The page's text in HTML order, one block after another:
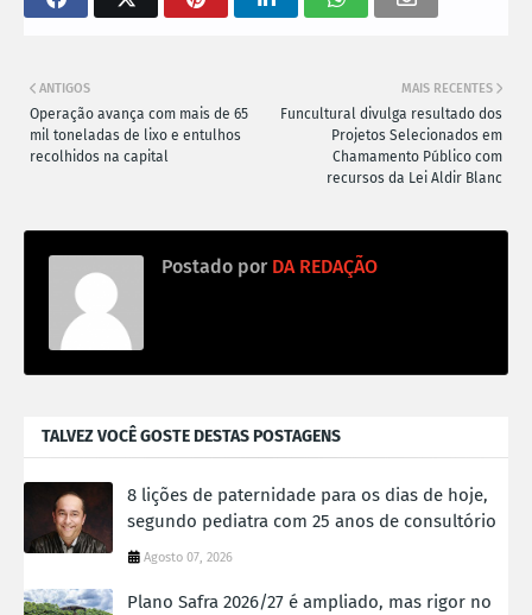
MAIS RECENTES
Funcultural divulga resultado dos
Projetos Selecionados em
Chamamento Público com
recursos da Lei Aldir Blanc
ANTIGOS
Operação avança com mais de 65
mil toneladas de lixo e entulhos
recolhidos na capital
Postado por DA REDAÇÃO
TALVEZ VOCÊ GOSTE DESTAS POSTAGENS
8 lições de paternidade para os dias de hoje,
segundo pediatra com 25 anos de consultório
Agosto 07, 2026
Plano Safra 2026/27 é ampliado, mas rigor no